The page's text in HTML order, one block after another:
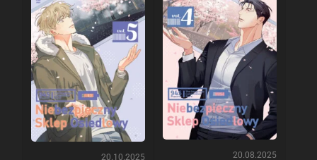
20.10.2025 20.08.2025